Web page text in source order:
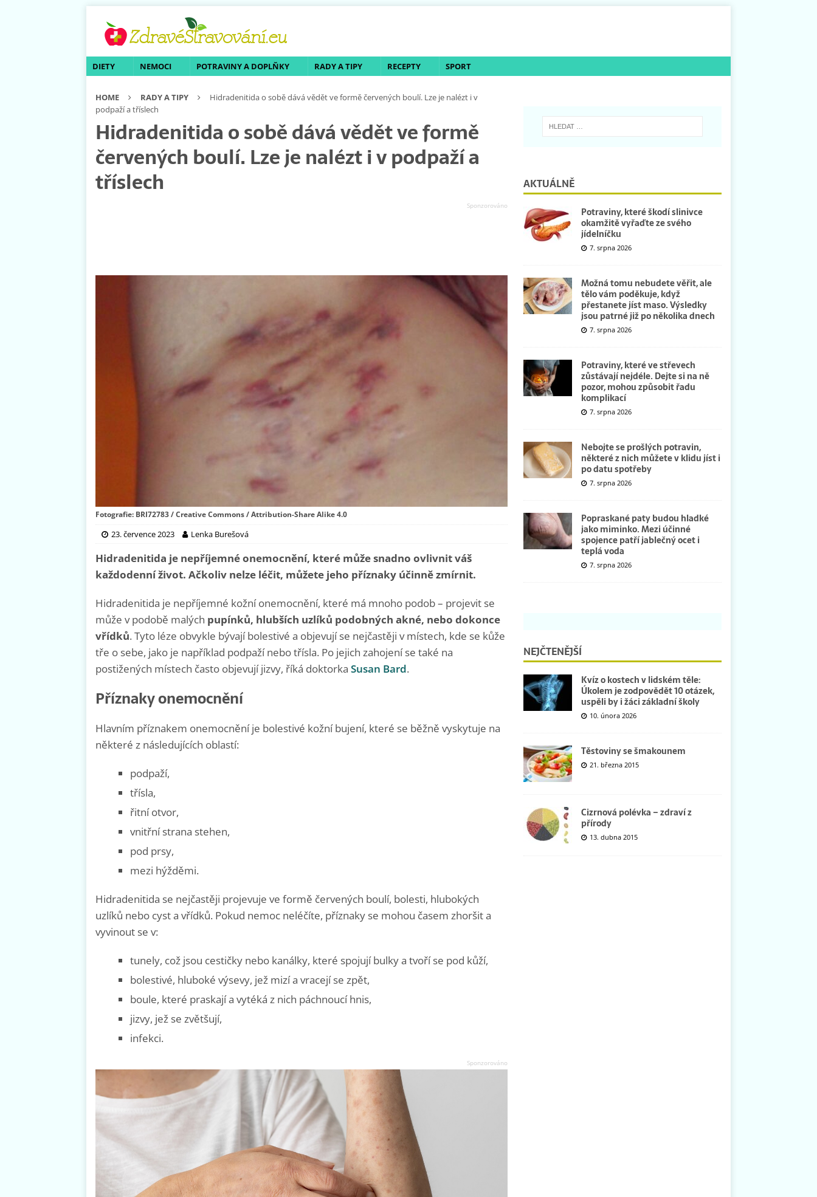
DIETY NEMOCI POTRAVINY A DOPLŇKY RADY A TIPY RECEPTY SPORT
HOME RADY A TIPY
Hidradenitida o sobě dává vědět ve formě červených boulí. Lze je nalézt i v
podpaží a tříslech
Hidradenitida o sobě dává vědět ve formě
červených boulí. Lze je nalézt i v podpaží a
tříslech
Fotografie: BRI72783 / Creative Commons / Attribution-Share Alike 4.0
23. července 2023 Lenka Burešová
Hidradenitida je nepříjemné onemocnění, které může snadno ovlivnit váš
každodenní život. Ačkoliv nelze léčit, můžete jeho příznaky účinně zmírnit.
Hidradenitida je nepříjemné kožní onemocnění, které má mnoho podob – projevit se
může v podobě malých pupínků, hlubších uzlíků podobných akné, nebo dokonce
vřídků. Tyto léze obvykle bývají bolestivé a objevují se nejčastěji v místech, kde se kůže
tře o sebe, jako je například podpaží nebo třísla. Po jejich zahojení se také na
postižených místech často objevují jizvy, říká doktorka Susan Bard.
Příznaky onemocnění
Hlavním příznakem onemocnění je bolestivé kožní bujení, které se běžně vyskytuje na
některé z následujících oblastí:
podpaží,
třísla,
řitní otvor,
vnitřní strana stehen,
pod prsy,
mezi hýžděmi.
Hidradenitida se nejčastěji projevuje ve formě červených boulí, bolesti, hlubokých
uzlíků nebo cyst a vřídků. Pokud nemoc neléčíte, příznaky se mohou časem zhoršit a
vyvinout se v:
tunely, což jsou cestičky nebo kanálky, které spojují bulky a tvoří se pod kůží,
bolestivé, hluboké výsevy, jež mizí a vracejí se zpět,
boule, které praskají a vytéká z nich páchnoucí hnis,
jizvy, jež se zvětšují,
infekci.
AKTUÁLNĚ
Potraviny, které škodí slinivce
okamžitě vyřaďte ze svého
jídelníčku
7. srpna 2026
Možná tomu nebudete věřit, ale
tělo vám poděkuje, když
přestanete jíst maso. Výsledky
jsou patrné již po několika dnech
7. srpna 2026
Potraviny, které ve střevech
zůstávají nejdéle. Dejte si na ně
pozor, mohou způsobit řadu
komplikací
7. srpna 2026
Nebojte se prošlých potravin,
některé z nich můžete v klidu jíst i
po datu spotřeby
7. srpna 2026
Popraskané paty budou hladké
jako miminko. Mezi účinné
spojence patří jablečný ocet i
teplá voda
7. srpna 2026
NEJČTENĚJŠÍ
Kvíz o kostech v lidském těle:
Úkolem je zodpovědět 10 otázek,
uspěli by i žáci základní školy
10. února 2026
Těstoviny se šmakounem
21. března 2015
Cizrnová polévka – zdraví z
přírody
13. dubna 2015